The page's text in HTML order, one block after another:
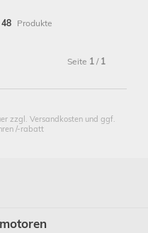
48 Produkte
Seite 1 / 1
zzgl. Versandkosten und ggf.
/-rabatt